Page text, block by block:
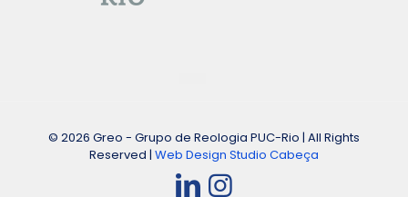
© 2026 Greo - Grupo de Reologia PUC-Rio | All Rights
Reserved | Web Design Studio Cabeça